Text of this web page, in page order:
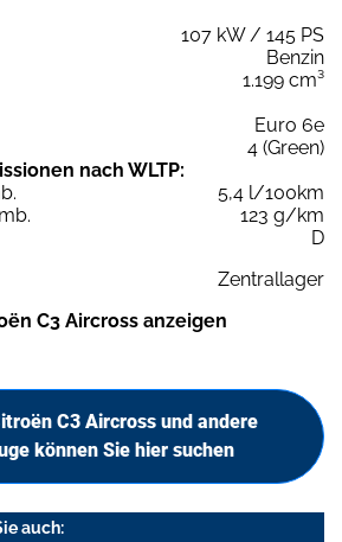
107 kW / 145 PS
Benzin
1.199 cm³
Euro 6e
4 (Green)
nach WLTP:
5,4 l/100km
123 g/km
D
Zentrallager
C3 Aircross anzeigen
C3 Aircross und andere
können Sie hier suchen
auch: